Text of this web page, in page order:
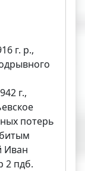
г. р.,
г.,
потерь
Иван
2 пдб.